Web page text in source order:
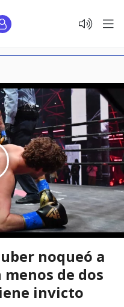
noqueó a
menos de dos
invicto